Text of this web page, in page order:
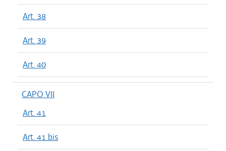
Art. 38
Art. 39
Art. 40
CAPO VII
Art. 41
Art. 41 bis